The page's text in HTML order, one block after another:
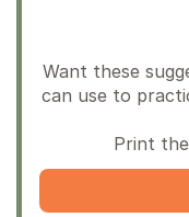
Want these
can use to
Print the